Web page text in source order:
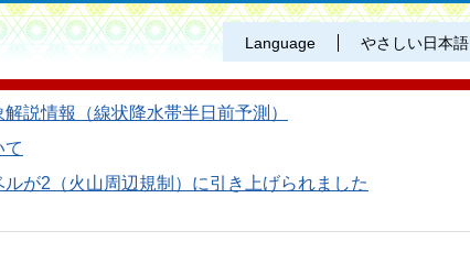
Language やさしい日本語
説情報（線状降水帯半日前予測）
て
が2（火山周辺規制）に引き上げられました